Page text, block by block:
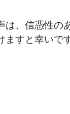
は、信憑性の
すと幸いです